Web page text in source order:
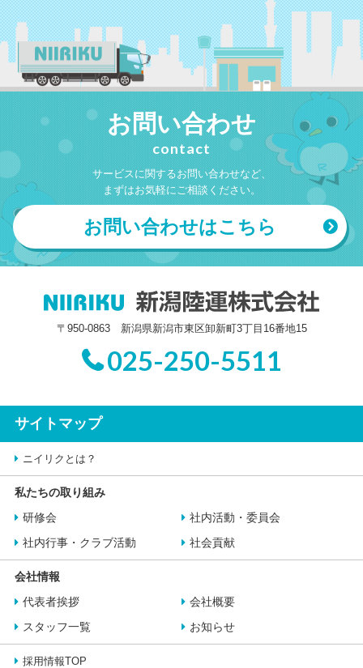
お問い合わせ
contact
サービスに関するお問い合わせなど、
まずはお気軽にご相談ください。
お問い合わせはこちら
〒950-0863 新潟県新潟市東区卸新町3丁目16番地15
025-250-5511
サイトマップ
ニイリクとは？
私たちの取り組み
研修会
社内活動・委員会
社内行事・クラブ活動
社会貢献
会社情報
代表者挨拶
会社概要
スタッフ一覧
お知らせ
採用情報TOP